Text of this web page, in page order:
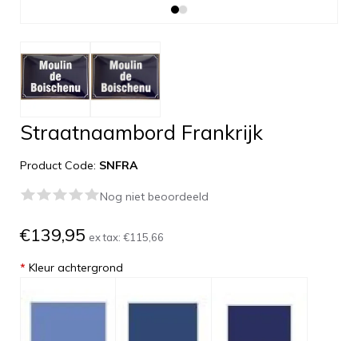
Straatnaambord Frankrijk
Product Code: SNFRA
Nog niet beoordeeld
€139,95 ex tax: €115,66
* Kleur achtergrond